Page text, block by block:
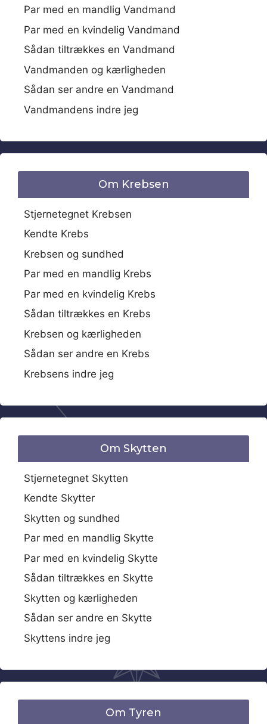
Par med en mandlig Vandmand
Par med en kvindelig Vandmand
Sådan tiltrækkes en Vandmand
Vandmanden og kærligheden
Sådan ser andre en Vandmand
Vandmandens indre jeg
Om Krebsen
Stjernetegnet Krebsen
Kendte Krebs
Krebsen og sundhed
Par med en mandlig Krebs
Par med en kvindelig Krebs
Sådan tiltrækkes en Krebs
Krebsen og kærligheden
Sådan ser andre en Krebs
Krebsens indre jeg
Om Skytten
Stjernetegnet Skytten
Kendte Skytter
Skytten og sundhed
Par med en mandlig Skytte
Par med en kvindelig Skytte
Sådan tiltrækkes en Skytte
Skytten og kærligheden
Sådan ser andre en Skytte
Skyttens indre jeg
Om Tyren